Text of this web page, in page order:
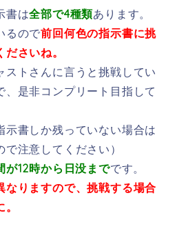
書は全部で4種類あります。
るので前回何色の指示書に挑
さいね。
ストさんに言うと挑戦してい
、是非コンプリート目指して
示書しか残っていない場合は
注意してください）
が12時から日没までです。
なりますので、挑戦する場合